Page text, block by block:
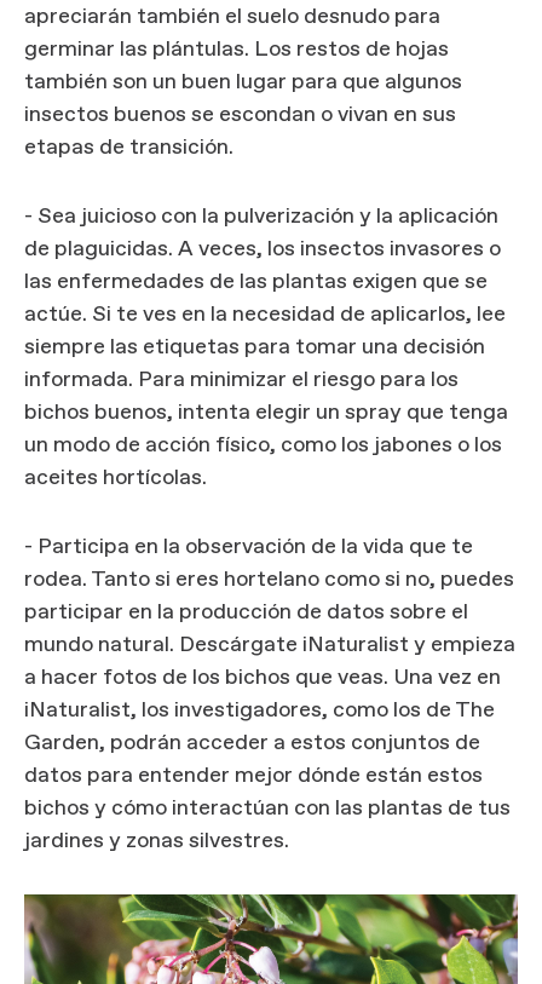
apreciarán también el suelo desnudo para
germinar las plántulas. Los restos de hojas
también son un buen lugar para que algunos
insectos buenos se escondan o vivan en sus
etapas de transición.
- Sea juicioso con la pulverización y la aplicación
de plaguicidas. A veces, los insectos invasores o
las enfermedades de las plantas exigen que se
actúe. Si te ves en la necesidad de aplicarlos, lee
siempre las etiquetas para tomar una decisión
informada. Para minimizar el riesgo para los
bichos buenos, intenta elegir un spray que tenga
un modo de acción físico, como los jabones o los
aceites hortícolas.
- Participa en la observación de la vida que te
rodea. Tanto si eres hortelano como si no, puedes
participar en la producción de datos sobre el
mundo natural. Descárgate iNaturalist y empieza
a hacer fotos de los bichos que veas. Una vez en
iNaturalist, los investigadores, como los de The
Garden, podrán acceder a estos conjuntos de
datos para entender mejor dónde están estos
bichos y cómo interactúan con las plantas de tus
jardines y zonas silvestres.